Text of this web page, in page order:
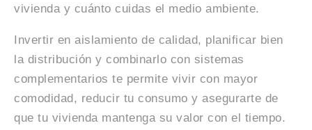
vivienda y cuánto cuidas el medio ambiente.
Invertir en aislamiento de calidad, planificar bien
la distribución y combinarlo con sistemas
complementarios te permite vivir con mayor
comodidad, reducir tu consumo y asegurarte de
que tu vivienda mantenga su valor con el tiempo.